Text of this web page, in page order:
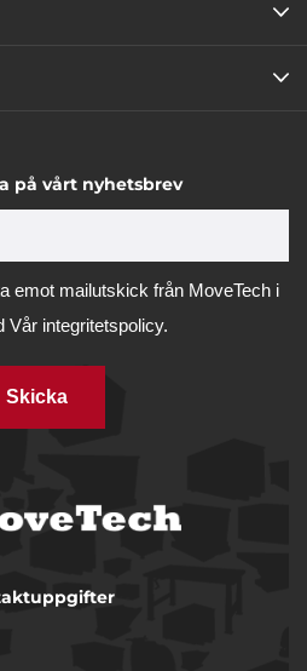
på vårt nyhetsbrev
emot mailutskick från MoveTech i
Vår integritetspolicy.
Skicka